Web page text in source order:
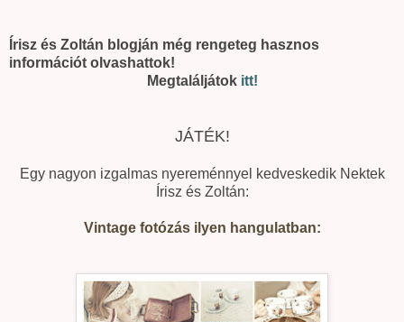
Írisz és Zoltán blogján még rengeteg hasznos
információt olvashattok!
Megtaláljátok itt!
JÁTÉK!
Egy nagyon izgalmas nyereménnyel kedveskedik Nektek
Írisz és Zoltán:
Vintage fotózás ilyen hangulatban: